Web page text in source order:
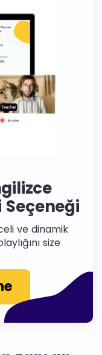
ve dinamik
size